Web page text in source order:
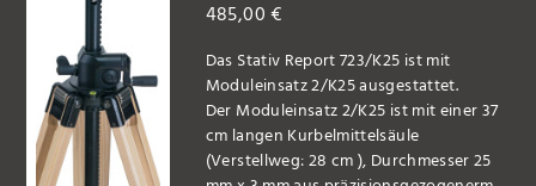
485,00€
Das Stativ Report 723/K25 ist mit
Moduleinsatz 2/K25 ausgestattet.
Der Moduleinsatz 2/K25 ist mit einer 37
cm langen Kurbelmittelsäule
(Verstellweg: 28 cm ), Durchmesser 25